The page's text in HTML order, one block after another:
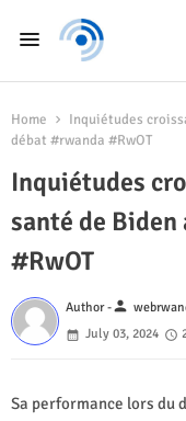
Home
Inquiétudes
débat #rwanda #RwOT
Inquiétudes
santé de
#RwOT
Author -person
July 03, 2024
Sa performance lors du